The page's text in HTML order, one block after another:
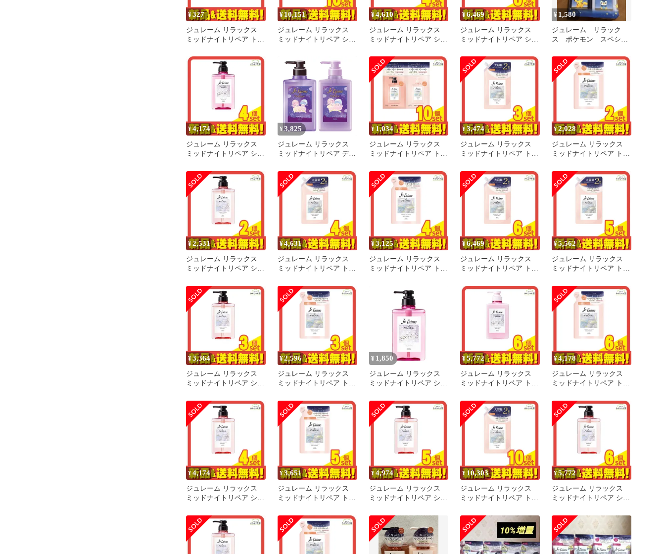
¥327
ジュレーム リラックス
ミッドナイトリペア トラ
ート&リッチ 1回分
(10mL+10mL)
¥10,151
ジュレーム リラックス
ミッドナイトリペア シャ
量 680mL 10個セット ま
とめ売り
¥4,610
ジュレーム リラックス
ミッドナイトリペア シャ
グロス 詰め替え用 大容
量 680mL 4個セット まと
め売り
¥6,469
ジュレーム リラックス
ミッドナイトリペア シャ
グロス 詰め替え用 大容
量 680mL 6個セット まと
め売り
¥ 1,580
ジュレーム リラック
ス ポケモン スペシャ
トレート&グロス
¥4,174
ジュレーム リラックス
ミッドナイトリペア シャ
リッチ 本体ポンプ 480mL
4個セット まとめ売り
¥3,825
ジュレーム リラックス
ミッドナイトリペア デザ
トメント
¥1,034
ジュレーム リラックス
ミッドナイトリペア トラ
ート&グロス 1回分
(10mL+10mL) 10個セット
まとめ売り
¥3,474
ジュレーム リラックス
ミッドナイトリペア トリ
ト&グロス 詰め替え用 大
容量 680mL 3個セット ま
とめ売り
¥2,028
ジュレーム リラックス
ミッドナイトリペア トリ
ト&グロス 詰め替え用
340mL 2個セット まとめ
売り
¥2,531
ジュレーム リラックス
ミッドナイトリペア シャ
グロス 本体ポンプ 480mL
2個セット まとめ売り
¥4,631
ジュレーム リラックス
ミッドナイトリペア トリ
ト&グロス 詰め替え用 大
容量 680mL 4個セット ま
とめ売り
¥3,125
ジュレーム リラックス
ミッドナイトリペア トリ
340mL 4個セット まとめ
¥6,469
ジュレーム リラックス
ミッドナイトリペア トリ
ト&グロス 詰め替え用 大
容量 680mL 6個セット ま
とめ売り
¥5,562
ジュレーム リラックス
ミッドナイトリペア トリ
ト&グロス 詰め替え用 大
容量 680mL 5個セット ま
とめ売り
¥3,364
ジュレーム リラックス
ミッドナイトリペア シャ
グロス 本体ポンプ 480mL
3個セット まとめ売り
¥2,596
ジュレーム リラックス
ミッドナイトリペア トリ
ト&グロス 詰め替え用
340mL 3個セット まとめ
売り
¥ 1,850
ジュレーム リラックス
ミッドナイトリペア シャ
チ)
¥5,772
ジュレーム リラックス
ミッドナイトリペア トリ
ト&リッチ 本体ポンプ
480mL 6個セット まとめ
売り
¥4,178
ジュレーム リラックス
ミッドナイトリペア トリ
ト&グロス 詰め替え用
340mL 6個セット まとめ
売り
¥4,174
ジュレーム リラックス
ミッドナイトリペア シャ
グロス 本体ポンプ 480mL
4個セット まとめ売り
¥3,651
ジュレーム リラックス
ミッドナイトリペア トリ
ト&グロス 詰め替え用
340mL 5個セット まとめ
売り
¥4,974
ジュレーム リラックス
ミッドナイトリペア シャ
グロス 本体ポンプ 480mL
5個セット まとめ売り
¥10,303
ジュレーム リラックス
ミッドナイトリペア トリ
ト&グロス 詰め替え用 大
容量 680mL 10個セット
まとめ売り
¥5,772
ジュレーム リラックス
ミッドナイトリペア シャ
グロス 本体ポンプ 480mL
6個セット まとめ売り